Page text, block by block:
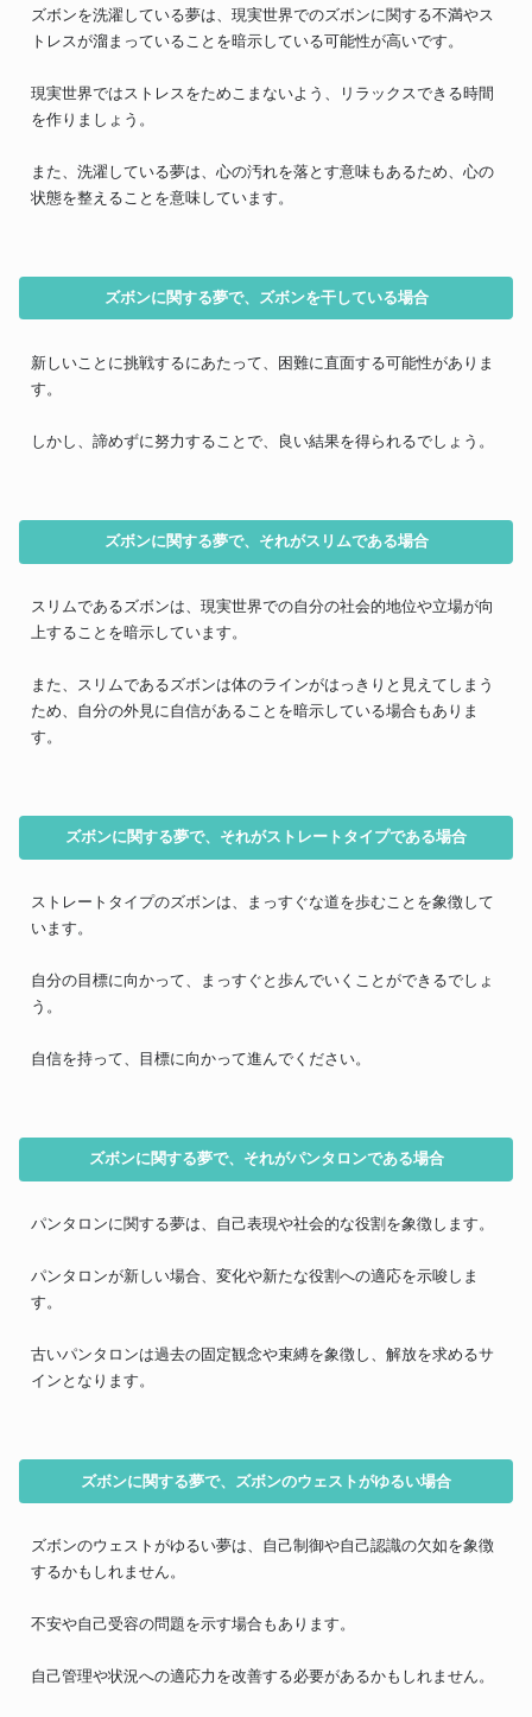
ズボンを洗濯している夢は、現実世界でのズボンに関する不満やス
トレスが溜まっていることを暗示している可能性が高いです。
現実世界ではストレスをためこまないよう、リラックスできる時間
を作りましょう。
また、洗濯している夢は、心の汚れを落とす意味もあるため、心の
状態を整えることを意味しています。
ズボンに関する夢で、ズボンを干している場合
新しいことに挑戦するにあたって、困難に直面する可能性がありま
す。
しかし、諦めずに努力することで、良い結果を得られるでしょう。
ズボンに関する夢で、それがスリムである場合
スリムであるズボンは、現実世界での自分の社会的地位や立場が向
上することを暗示しています。
また、スリムであるズボンは体のラインがはっきりと見えてしまう
ため、自分の外見に自信があることを暗示している場合もありま
す。
ズボンに関する夢で、それがストレートタイプである場合
ストレートタイプのズボンは、まっすぐな道を歩むことを象徴して
います。
自分の目標に向かって、まっすぐと歩んでいくことができるでしょ
う。
自信を持って、目標に向かって進んでください。
ズボンに関する夢で、それがパンタロンである場合
パンタロンに関する夢は、自己表現や社会的な役割を象徴します。
パンタロンが新しい場合、変化や新たな役割への適応を示唆しま
す。
古いパンタロンは過去の固定観念や束縛を象徴し、解放を求めるサ
インとなります。
ズボンに関する夢で、ズボンのウェストがゆるい場合
ズボンのウェストがゆるい夢は、自己制御や自己認識の欠如を象徴
するかもしれません。
不安や自己受容の問題を示す場合もあります。
自己管理や状況への適応力を改善する必要があるかもしれません。